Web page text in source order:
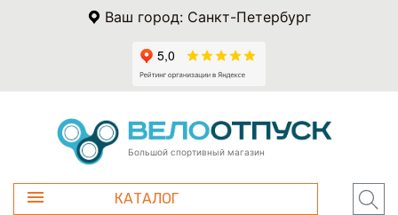
Ваш город: Санкт-Петербург
Большой спортивный магазин
КАТАЛОГ